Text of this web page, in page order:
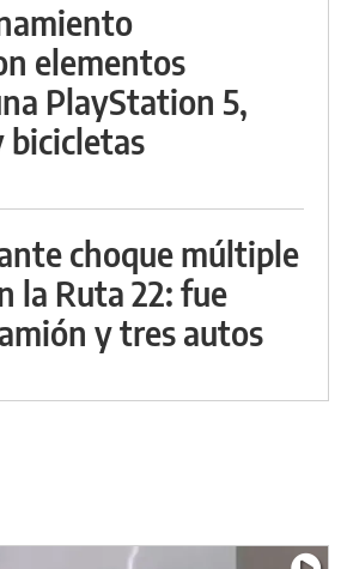
elementos
PlayStation 5,
bicicletas
choque múltiple
la Ruta 22: fue
y tres autos